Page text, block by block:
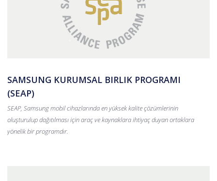
SAMSUNG KURUMSAL BIRLIK PROGRAMI
(SEAP)
SEAP, Samsung mobil cihazlarında en yüksek kalite çözümlerinin
oluşturulup dağıtılması için araç ve kaynaklara ihtiyaç duyan ortaklara
yönelik bir programdır.